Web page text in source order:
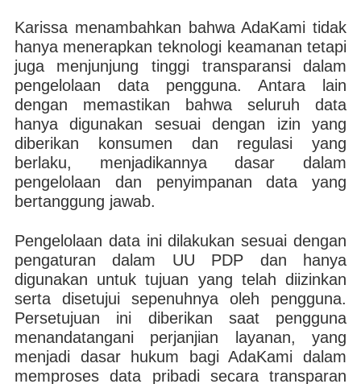
Karissa menambahkan bahwa AdaKami tidak
hanya menerapkan teknologi keamanan tetapi
juga menjunjung tinggi transparansi dalam
pengelolaan data pengguna. Antara lain
dengan memastikan bahwa seluruh data
hanya digunakan sesuai dengan izin yang
diberikan konsumen dan regulasi yang
berlaku, menjadikannya dasar dalam
pengelolaan dan penyimpanan data yang
bertanggung jawab.
Pengelolaan data ini dilakukan sesuai dengan
pengaturan dalam UU PDP dan hanya
digunakan untuk tujuan yang telah diizinkan
serta disetujui sepenuhnya oleh pengguna.
Persetujuan ini diberikan saat pengguna
menandatangani perjanjian layanan, yang
menjadi dasar hukum bagi AdaKami dalam
memproses data pribadi secara transparan